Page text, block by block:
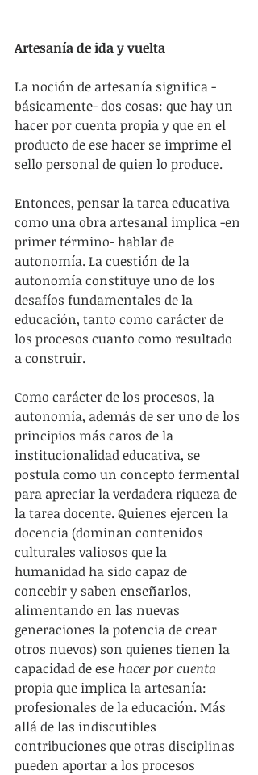
Artesanía de ida y vuelta
La noción de artesanía significa -
básicamente- dos cosas: que hay un
hacer por cuenta propia y que en el
producto de ese hacer se imprime el
sello personal de quien lo produce.
Entonces, pensar la tarea educativa
como una obra artesanal implica -en
primer término- hablar de
autonomía. La cuestión de la
autonomía constituye uno de los
desafíos fundamentales de la
educación, tanto como carácter de
los procesos cuanto como resultado
a construir.
Como carácter de los procesos, la
autonomía, además de ser uno de los
principios más caros de la
institucionalidad educativa, se
postula como un concepto fermental
para apreciar la verdadera riqueza de
la tarea docente. Quienes ejercen la
docencia (dominan contenidos
culturales valiosos que la
humanidad ha sido capaz de
concebir y saben enseñarlos,
alimentando en las nuevas
generaciones la potencia de crear
otros nuevos) son quienes tienen la
capacidad de ese hacer por cuenta
propia que implica la artesanía:
profesionales de la educación. Más
allá de las indiscutibles
contribuciones que otras disciplinas
pueden aportar a los procesos